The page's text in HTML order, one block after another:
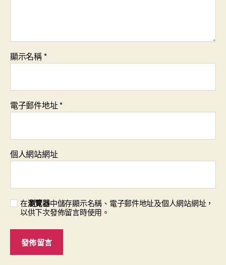
顯示名稱*
電子郵件地址*
個人網站網址
在瀏覽器中儲存顯示名稱、電子郵件地址及個人網站網址，
以供下次發佈留言時使用。